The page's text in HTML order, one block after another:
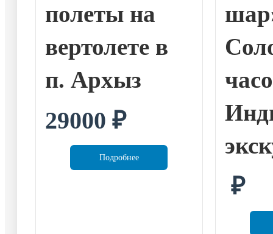
полеты на
вертолете в
п. Архыз
29000 ₽
Подробнее
₽